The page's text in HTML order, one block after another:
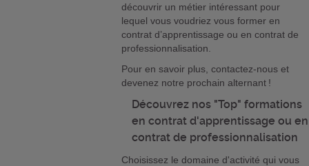
découvrir un métier intéressant pour
lequel vous voudriez vous former en
contrat d’apprentissage ou en contrat de
professionnalisation.
Pour en savoir plus, contactez-nous et
devenez notre prochain alternant !
Découvrez nos "Top" formations
en contrat d'apprentissage ou en
contrat de professionnalisation
Choisissez le domaine d'activité qui vous